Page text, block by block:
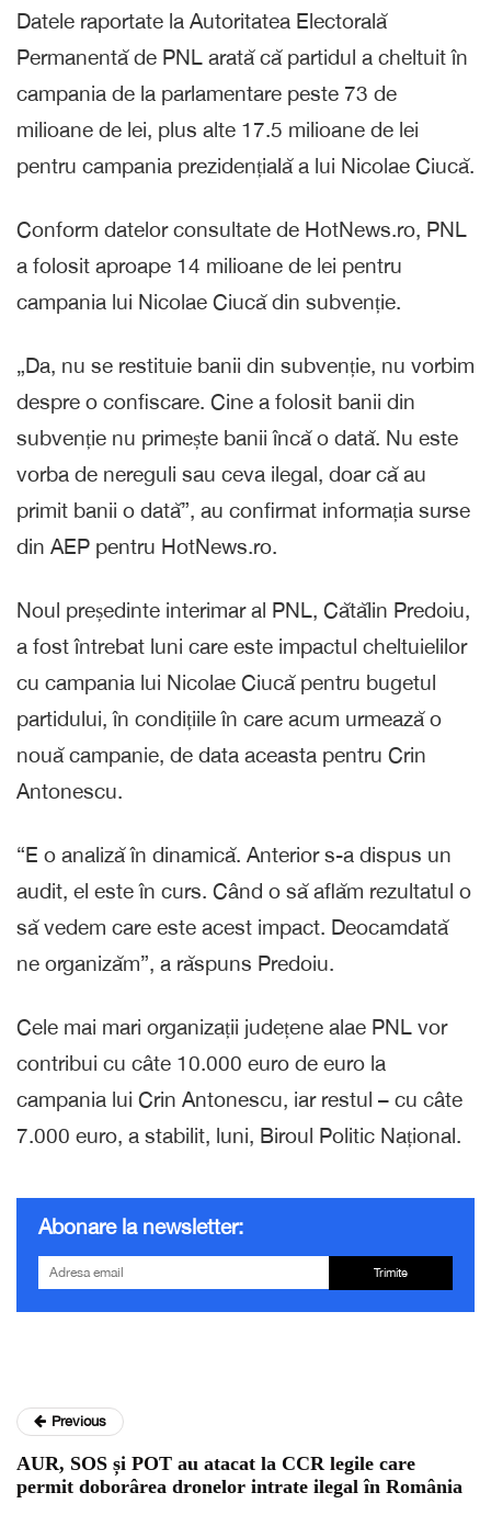
Datele raportate la Autoritatea Electorală
Permanentă de PNL arată că partidul a cheltuit în
campania de la parlamentare peste 73 de
milioane de lei, plus alte 17.5 milioane de lei
pentru campania prezidențială a lui Nicolae Ciucă.
Conform datelor consultate de HotNews.ro, PNL
a folosit aproape 14 milioane de lei pentru
campania lui Nicolae Ciucă din subvenție.
„Da, nu se restituie banii din subvenție, nu vorbim
despre o confiscare. Cine a folosit banii din
subvenție nu primește banii încă o dată. Nu este
vorba de nereguli sau ceva ilegal, doar că au
primit banii o dată”, au confirmat informația surse
din AEP pentru HotNews.ro.
Noul președinte interimar al PNL, Cătălin Predoiu,
a fost întrebat luni care este impactul cheltuielilor
cu campania lui Nicolae Ciucă pentru bugetul
partidului, în condițiile în care acum urmează o
nouă campanie, de data aceasta pentru Crin
Antonescu.
“E o analiză în dinamică. Anterior s-a dispus un
audit, el este în curs. Când o să aflăm rezultatul o
să vedem care este acest impact. Deocamdată
ne organizăm”, a răspuns Predoiu.
Cele mai mari organizații județene alae PNL vor
contribui cu câte 10.000 euro de euro la
campania lui Crin Antonescu, iar restul – cu câte
7.000 euro, a stabilit, luni, Biroul Politic Național.
Abonare la newsletter:
Trimite
Previous
AUR, SOS și POT au atacat la CCR legile care
permit doborârea dronelor intrate ilegal în România